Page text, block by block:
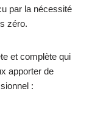
par la nécessité
zéro.
et complète qui
apporter de
: